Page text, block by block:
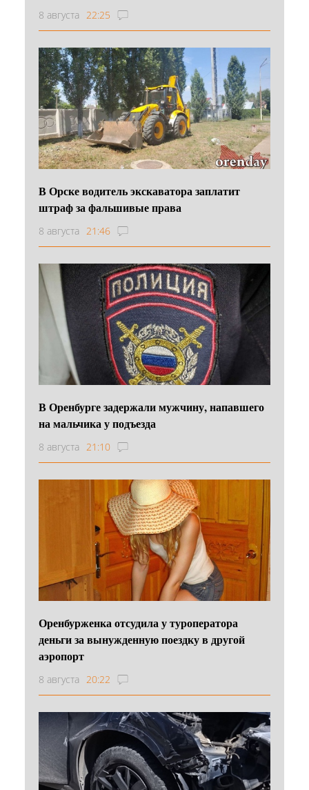
8 августа 22:25
В Орске водитель экскаватора заплатит
штраф за фальшивые права
8 августа 21:46
В Оренбурге задержали мужчину, напавшего
на мальчика у подъезда
8 августа 21:10
Оренбурженка отсудила у туроператора
деньги за вынужденную поездку в другой
аэропорт
8 августа 20:22